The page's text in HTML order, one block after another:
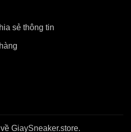
sẻ thông tin
GiaySneaker.store.